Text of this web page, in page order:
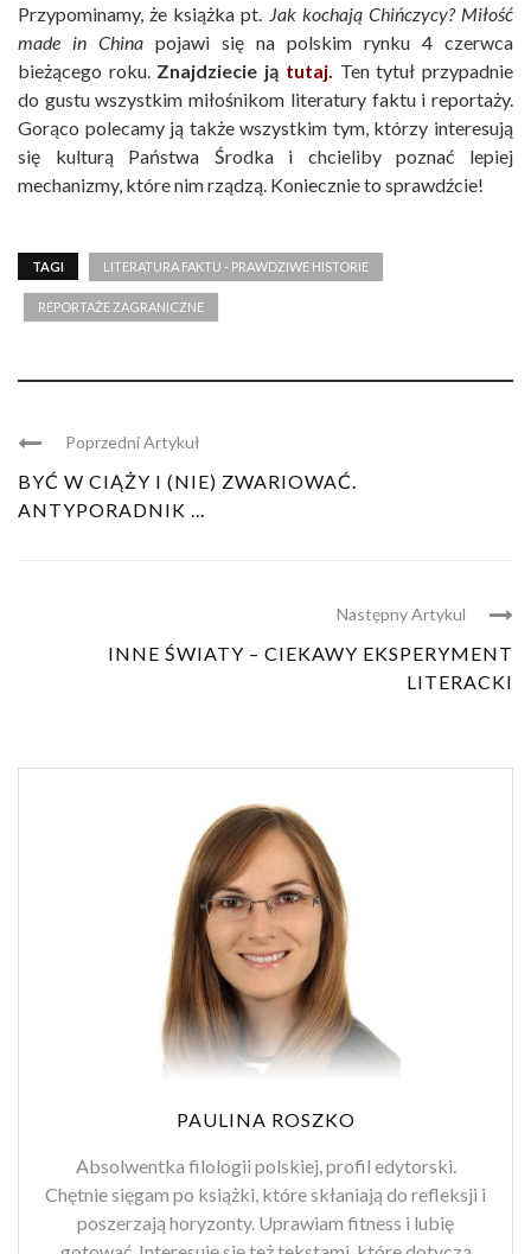
Przypominamy, że książka pt. Jak kochają Chińczycy? Miłość
made in China pojawi się na polskim rynku 4 czerwca
bieżącego roku. Znajdziecie ją tutaj. Ten tytuł przypadnie
do gustu wszystkim miłośnikom literatury faktu i reportaży.
Gorąco polecamy ją także wszystkim tym, którzy interesują
się kulturą Państwa Środka i chcieliby poznać lepiej
mechanizmy, które nim rządzą. Koniecznie to sprawdźcie!
TAGI LITERATURA FAKTU - PRAWDZIWE HISTORIE
REPORTAŻE ZAGRANICZNE
Poprzedni Artykuł
BYĆ W CIĄŻY I (NIE) ZWARIOWAĆ.
ANTYPORADNIK ...
Następny Artykul
INNE ŚWIATY – CIEKAWY EKSPERYMENT
LITERACKI
PAULINA ROSZKO
Absolwentka filologii polskiej, profil edytorski.
Chętnie sięgam po książki, które skłaniają do refleksji i
poszerzają horyzonty. Uprawiam fitness i lubię